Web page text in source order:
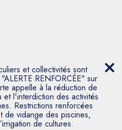
et collectivités sont
RENFORCÉE" sur
appelle à la réduction de
l'interdiction des activités
Restrictions renforcées
de vidange des piscines,
de cultures.